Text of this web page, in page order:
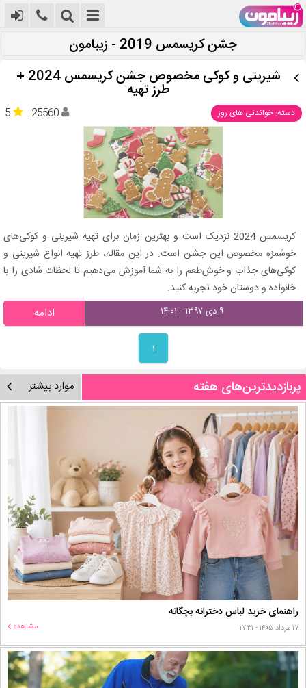
جشن کریسمس 2019 - زیبامون
شیرینی و کوکی مخصوص جشن کریسمس 2024 +
طرز تهیه
دسته: خواندنی های روز 5 25560
کریسمس 2024 نزدیک است و بهترین زمان برای تهیه شیرینی و کوکی‌های
خوشمزه مخصوص این جشن است. در این مقاله، طرز تهیه انواع شیرینی و
کوکی‌های جذاب و خوش‌طعم را به شما آموزش می‌دهیم تا لحظات شادی را با
خانواده و دوستان خود تجربه کنید.
۹ دی ۱۳۹۷ - ۱۴:۰۱ ادامه
۱
پربازدیدترین‌های هفته موارد بیشتر
راهنمای خرید لباس دخترانه بچگانه
۱۷ مرداد ۱۴۰۵ - ۱۷:۳۱ مشاهده